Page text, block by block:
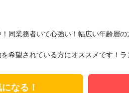
同業務者いて心強い！幅広い年齢層の
を希望されている方にオススメです！ラ
なる！